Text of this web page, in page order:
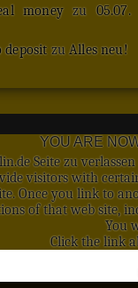
moneyzu
deposit zuAlles neu!
YOU ARE
Seite zu
visitors with
Once you link to
of that web site,
You
Click the link